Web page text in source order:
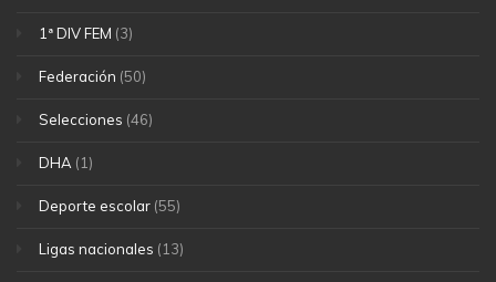
1ª DIV FEM (3)
Federación (50)
Selecciones (46)
DHA (1)
Deporte escolar (55)
Ligas nacionales (13)